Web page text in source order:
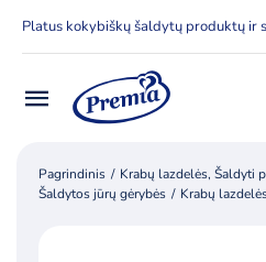
Platus kokybiškų šaldytų produktų ir
Toggle
Navigation
Pradžia
Pagrindinis Krabų lazdelės Šaldyti
Šaldytos jūrų gėrybės
Krabų